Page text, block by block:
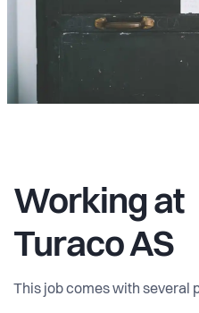
Working at
Turaco AS
This job comes with several